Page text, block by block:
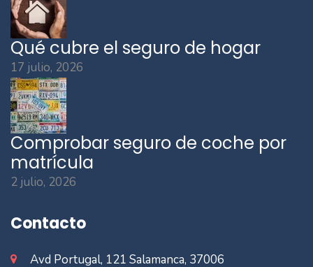
Qué cubre el seguro de hogar
17 julio, 2026
Comprobar seguro de coche por
matrícula
2 julio, 2026
Contacto
Avd Portugal, 121 Salamanca, 37006